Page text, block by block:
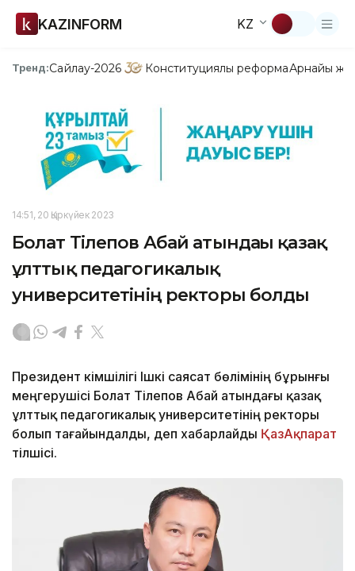
KAZINFORM KZ
Тренд:Сайлау-2026 Конституциялық реформаАрнайы
14:51, 20 Қыркүйек 2023
Болат Тілепов Абай атындағы қазақ
ұлттық педагогикалық
университетінің ректоры болды
Президент Әкімшілігі Ішкі саясат бөлімінің бұрынғы
меңгерушісі Болат Тілепов Абай атындағы қазақ
ұлттық педагогикалық университетінің ректоры
болып тағайындалды, деп хабарлайды ҚазАқпарат
тілшісі.